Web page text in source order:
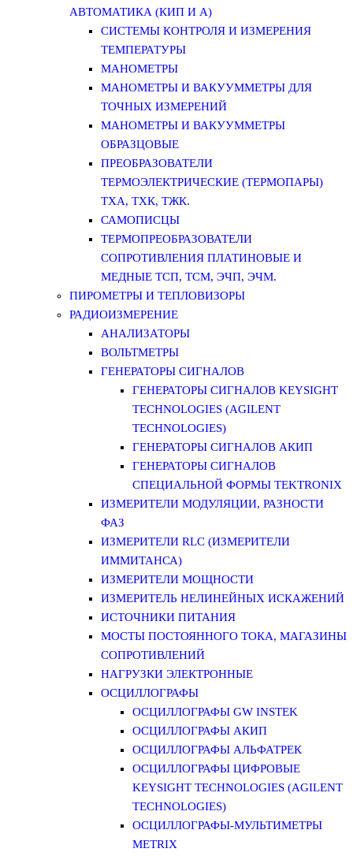
АВТОМАТИКА (КИП И А)
СИСТЕМЫ КОНТРОЛЯ И ИЗМЕРЕНИЯ
ТЕМПЕРАТУРЫ
МАНОМЕТРЫ
МАНОМЕТРЫ И ВАКУУММЕТРЫ ДЛЯ
ТОЧНЫХ ИЗМЕРЕНИЙ
МАНОМЕТРЫ И ВАКУУММЕТРЫ
ОБРАЗЦОВЫЕ
ПРЕОБРАЗОВАТЕЛИ
ТЕРМОЭЛЕКТРИЧЕСКИЕ (ТЕРМОПАРЫ)
ТХА, ТХК, ТЖК.
САМОПИСЦЫ
ТЕРМОПРЕОБРАЗОВАТЕЛИ
СОПРОТИВЛЕНИЯ ПЛАТИНОВЫЕ И
МЕДНЫЕ ТСП, ТСМ, ЭЧП, ЭЧМ.
ПИРОМЕТРЫ И ТЕПЛОВИЗОРЫ
РАДИОИЗМЕРЕНИЕ
АНАЛИЗАТОРЫ
ВОЛЬТМЕТРЫ
ГЕНЕРАТОРЫ СИГНАЛОВ
ГЕНЕРАТОРЫ СИГНАЛОВ KEYSIGHT
TECHNOLOGIES (AGILENT
TECHNOLOGIES)
ГЕНЕРАТОРЫ СИГНАЛОВ АКИП
ГЕНЕРАТОРЫ СИГНАЛОВ
СПЕЦИАЛЬНОЙ ФОРМЫ TEKTRONIX
ИЗМЕРИТЕЛИ МОДУЛЯЦИИ, РАЗНОСТИ
ФАЗ
ИЗМЕРИТЕЛИ RLC (ИЗМЕРИТЕЛИ
ИММИТАНСА)
ИЗМЕРИТЕЛИ МОЩНОСТИ
ИЗМЕРИТЕЛЬ НЕЛИНЕЙНЫХ ИСКАЖЕНИЙ
ИСТОЧНИКИ ПИТАНИЯ
МОСТЫ ПОСТОЯННОГО ТОКА, МАГАЗИНЫ
СОПРОТИВЛЕНИЙ
НАГРУЗКИ ЭЛЕКТРОННЫЕ
ОСЦИЛЛОГРАФЫ
ОСЦИЛЛОГРАФЫ GW INSTEK
ОСЦИЛЛОГРАФЫ АКИП
ОСЦИЛЛОГРАФЫ АЛЬФАТРЕК
ОСЦИЛЛОГРАФЫ ЦИФРОВЫЕ
KEYSIGHT TECHNOLOGIES (AGILENT
TECHNOLOGIES)
ОСЦИЛЛОГРАФЫ-МУЛЬТИМЕТРЫ
METRIX